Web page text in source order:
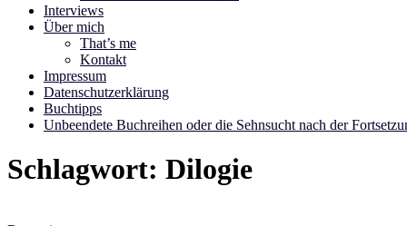
Interviews
Über mich
That’s me
Kontakt
Impressum
Datenschutzerklärung
Buchtipps
Unbeendete Buchreihen oder die Sehnsucht nach der
Schlagwort: Dilogie